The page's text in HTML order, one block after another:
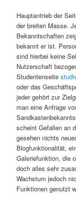
Hauptantrieb der
der breiten Masse.
Bekanntschaften
bekannt er ist.
sind hierbei keine
Nutzerschaft
Studentenseite
oder das
jeder gehört zur
man eine Anfrage
scheint Gefallen an
gesehen nichts
Blogfunktionalität,
Galeriefunktion, die
doch alles sehr
Wachstum jedoch
Funktionen genutzt